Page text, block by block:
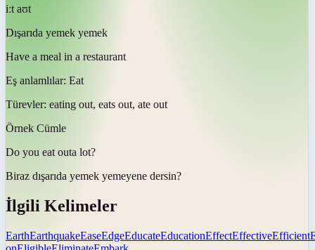
iːt aʊt
Dışarıda yemek yemek
Have a meal in a restaurant
Eş anlamlılar: Eat
Türevler: eating out, eats out, ate out
Örnek Cümle
Do you eat outa lot?
Biraz dışarıda yemek yemeyene dersin?
İlgili Kelimeler
EarthEarthquakeEaseEdgeEducateEducationEffectEffectiveEfficient